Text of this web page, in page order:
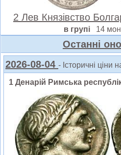
2 Лев Князівство
в групі 14
Oстанні
2026-08-04 - Історичні ціни
1 Денарій Римська